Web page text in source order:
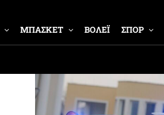
ΜΠΑΣΚΕΤ ΒΟΛΕΪ ΣΠΟΡ